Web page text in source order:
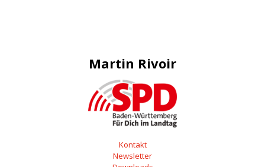
Martin Rivoir
Kontakt
Newsletter